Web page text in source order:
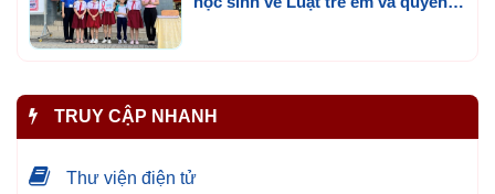
TRUY CẬP NHANH
Thư viện điện tử